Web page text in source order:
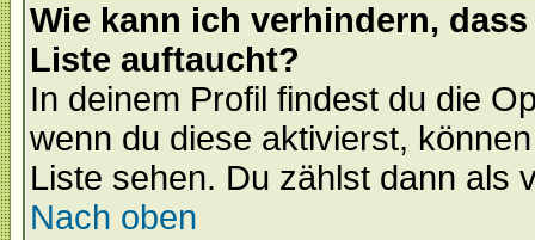
Wie kann ich verhindern,
Liste auftaucht?
In deinem Profil findest du die
wenn du diese aktivierst,
Liste sehen. Du zählst dann als
Nach oben